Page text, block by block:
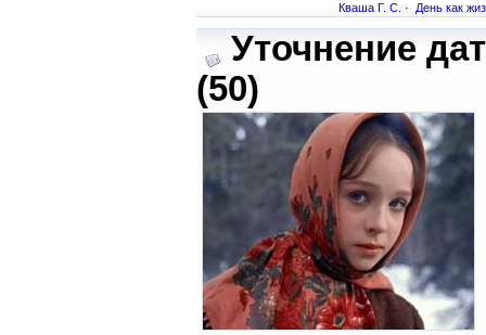
Кваша Г. С. · День как
Уточнение
(50)